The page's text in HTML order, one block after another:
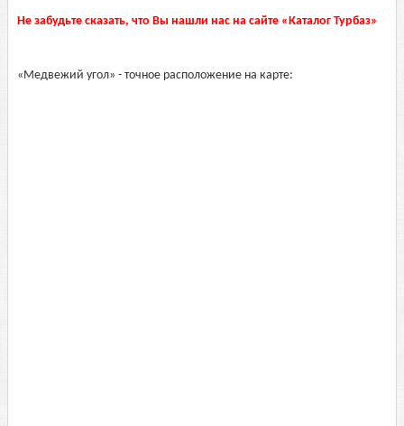
Не забудьте сказать, что Вы нашли нас на сайте «Каталог Турбаз»
«Медвежий угол» - точное расположение на карте: